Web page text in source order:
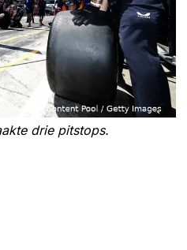
drie pitstops.